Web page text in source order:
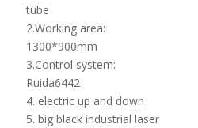
tube
2.Working area:
1300*900mm
3.Control system:
Ruida6442
4. electric up and down
5. big black industrial laser